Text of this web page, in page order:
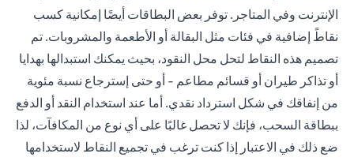
الإنترنت وفي المتاجر. توفر بعض البطاقات أيضًا إمكانية كسب
نقاطً إضافية في فئات مثل البقالة أو الأطعمة والمشروبات. تم
تصميم هذه النقاط لتحل محل النقود، بحيث يمكنك استبدالها بهدايا
أو تذاكر طيران أو قسائم مطاعم - أو حتى إسترجاع نسبة مئوية
من إنفاقك في شكل استرداد نقدي. أما عند استخدام النقد أو الدفع
ببطاقة السحب، فإنك لا تحصل غالبًا على أي نوع من المكافآت، لذا
ضع ذلك في الاعتبار إذا كنت ترغب في تجميع النقاط لاستخدامها